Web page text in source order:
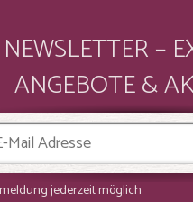
NEWSLETTER –
ANGEBOTE &
jederzeit möglich